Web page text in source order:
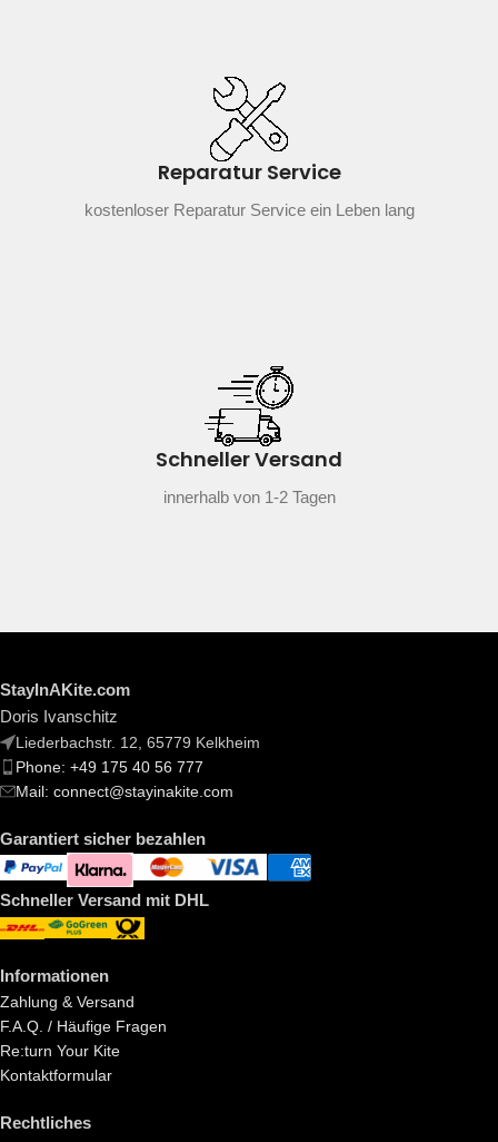
Reparatur Service
kostenloser Reparatur Service ein Leben lang
Schneller Versand
innerhalb von 1-2 Tagen
StayInAKite.com
Doris Ivanschitz
Liederbachstr. 12, 65779 Kelkheim
Phone: +49 175 40 56 777
Mail: connect@stayinakite.com
Garantiert sicher bezahlen
Schneller Versand mit DHL
Informationen
Zahlung & Versand
F.A.Q. / Häufige Fragen
Re:turn Your Kite
Kontaktformular
Rechtliches